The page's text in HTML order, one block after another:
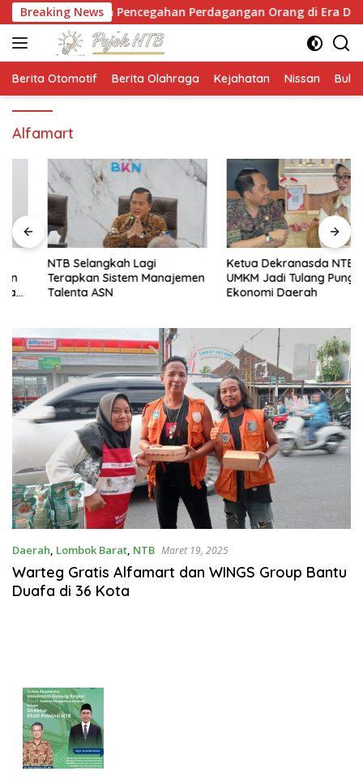
Langsung
ke
konten
Breaking NewsPencegahan Perdagangan Orang di Era Digital
Berita Otomotif Berita Olahraga Kejahatan Nissan
Alfamart
NTB Selangkah Lagi
Terapkan Sistem Manajemen
Talenta ASN
Ketua Dekranasda NTB:
UMKM Jadi Tulang Punggung
Ekonomi Daerah
Daerah, Lombok Barat, NTB Maret 19, 2025
Warteg Gratis Alfamart dan WINGS Group Bantu
Duafa di 36 Kota